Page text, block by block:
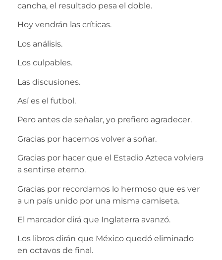
cancha, el resultado pesa el doble.
Hoy vendrán las críticas.
Los análisis.
Los culpables.
Las discusiones.
Así es el futbol.
Pero antes de señalar, yo prefiero agradecer.
Gracias por hacernos volver a soñar.
Gracias por hacer que el Estadio Azteca volviera
a sentirse eterno.
Gracias por recordarnos lo hermoso que es ver
a un país unido por una misma camiseta.
El marcador dirá que Inglaterra avanzó.
Los libros dirán que México quedó eliminado
en octavos de final.